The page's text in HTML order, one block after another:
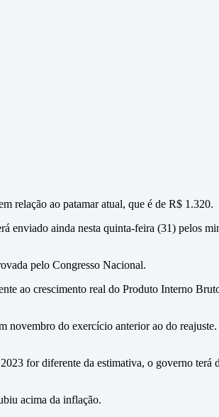
relação ao patamar atual, que é de R$ 1.320.
enviado ainda nesta quinta-feira (31) pelos
pelo Congresso Nacional.
ao crescimento real do Produto Interno
novembro do exercício anterior ao do
for diferente da estimativa, o governo terá
acima da inflação.